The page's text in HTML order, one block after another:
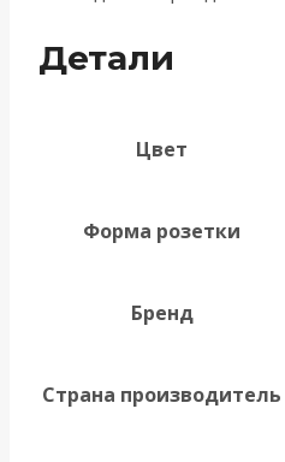
Детали
Цвет
Форма розетки
Бренд
Страна производитель